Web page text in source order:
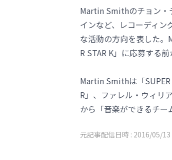
Martin Smithのチョン・
インなど、レコーディ
な活動の方向を表した
R STAR K」に応募する
Martin Smithは「
R」、ファレル・ウィリ
から「音楽ができるチー
元記事配信日時 : 2016/05/13